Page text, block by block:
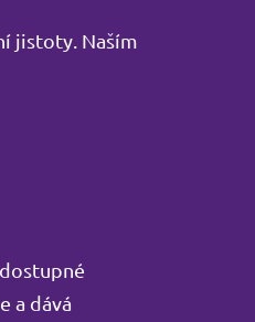
jistoty. Naším
a dává